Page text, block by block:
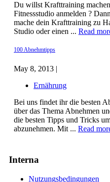
Du willst Krafttraining
Fitnessstudio anmelden ?
mache dein Krafttraining zu
Studio oder einen ... Read
100 Abnehmtipps
May 8, 2013 |
Ernährung
Bei uns findet ihr die besten
über das Thema Abnehmen
die besten Tipps und Tricks
abzunehmen. Mit ... Read
Interna
Nutzungsbedingungen